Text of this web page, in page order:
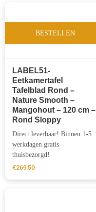
BESTELLEN
LABEL51-
Eetkamertafel
Tafelblad Rond –
Nature Smooth –
Mangohout – 120 cm –
Rond Sloppy
Direct leverbaar! Binnen 1-5
werkdagen gratis
thuisbezorgd!
€269,50